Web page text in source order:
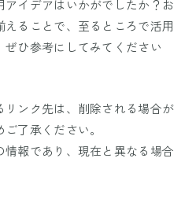
イデアはいかがでしたか？お
ることで、至るところで活用
ひ参考にしてみてください
ンク先は、削除される場合が
了承ください。
報であり、現在と異なる場合